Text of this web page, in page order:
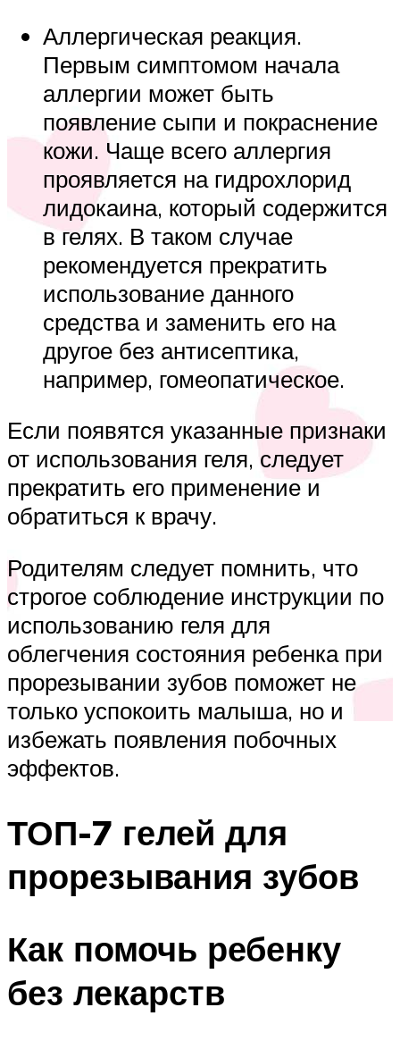
Аллергическая реакция.
Первым симптомом начала
аллергии может быть
появление сыпи и покраснение
кожи. Чаще всего аллергия
проявляется на гидрохлорид
лидокаина, который содержится
в гелях. В таком случае
рекомендуется прекратить
использование данного
средства и заменить его на
другое без антисептика,
например, гомеопатическое.
Если появятся указанные признаки
от использования геля, следует
прекратить его применение и
обратиться к врачу.
Родителям следует помнить, что
строгое соблюдение инструкции по
использованию геля для
облегчения состояния ребенка при
прорезывании зубов поможет не
только успокоить малыша, но и
избежать появления побочных
эффектов.
ТОП-7 гелей для
прорезывания зубов
Как помочь ребенку
без лекарств